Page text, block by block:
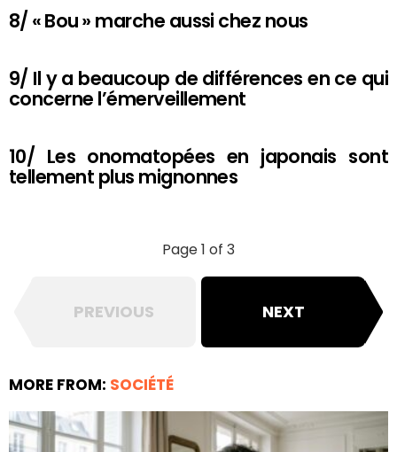
8/ « Bou » marche aussi chez nous
9/ Il y a beaucoup de différences en ce qui
concerne l’émerveillement
10/ Les onomatopées en japonais sont
tellement plus mignonnes
Page 1 of 3
PREVIOUS NEXT
MORE FROM: SOCIÉTÉ